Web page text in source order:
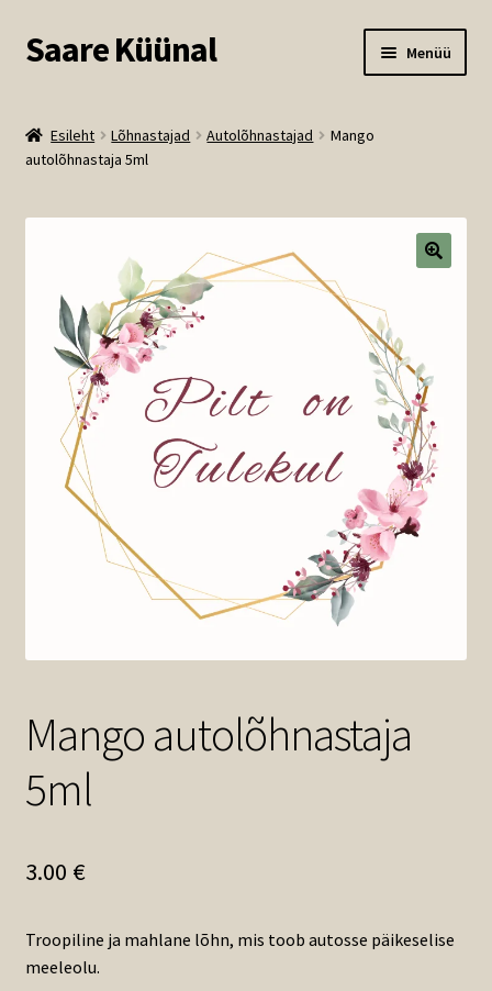
Liigu
navigeerimisele
Liigu
sisu
Saare Küünal Menüü
Meist – Saare Küünal
E-pood
Ava
Kontakt
Esileht Lõhnastajad Autolõhnastajad
Mango
autolõhnastaja 5ml
Mango autolõhnastaja
5ml
3.00 €
Troopiline ja mahlane lõhn, mis toob autosse päikeselise
meeleolu.